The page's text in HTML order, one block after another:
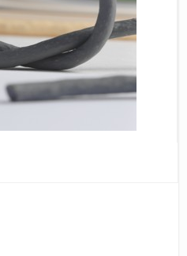
Серый
Бежевый
Дуб светлый
Коричневый